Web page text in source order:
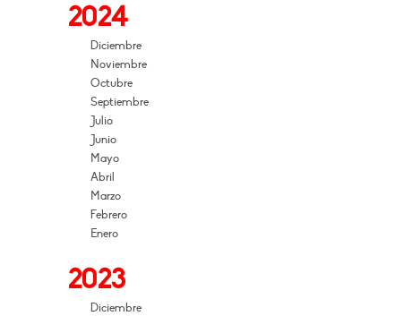
2024
Diciembre
Noviembre
Octubre
Septiembre
Julio
Junio
Mayo
Abril
Marzo
Febrero
Enero
2023
Diciembre